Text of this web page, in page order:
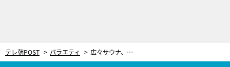
テレ朝POST バラエティ 広々サウナ、大理石の床、エステサロン併設…元巨人選手が暮らす白亜の豪邸は何もかも規格外だった